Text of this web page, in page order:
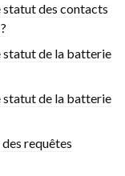
des contacts
statut de la batterie
statut de la batterie
requêtes